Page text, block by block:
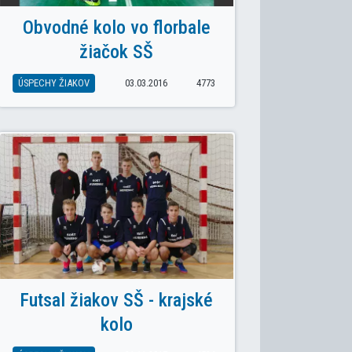
ZENIT PRINIESOL PRVENSTVO
Obvodné kolo vo florbale
žiačok SŠ
ÚSPECHY ŽIAKOV 03.03.2016 4773
Futsal žiakov SŠ - krajské
kolo